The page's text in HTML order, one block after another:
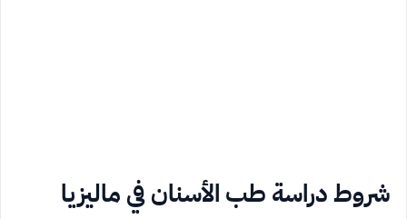
شروط دراسة طب الأسنان في ماليزيا